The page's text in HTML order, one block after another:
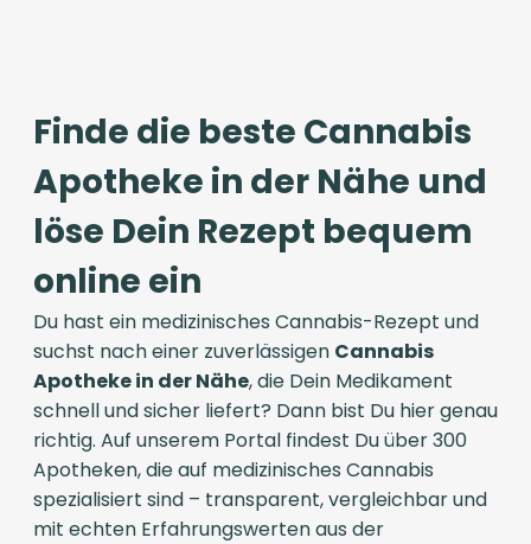
Finde die beste Cannabis
Apotheke in der Nähe und
löse Dein Rezept bequem
online ein
Du hast ein medizinisches Cannabis-Rezept und
suchst nach einer zuverlässigen Cannabis
Apotheke in der Nähe, die Dein Medikament
schnell und sicher liefert? Dann bist Du hier genau
richtig. Auf unserem Portal findest Du über 300
Apotheken, die auf medizinisches Cannabis
spezialisiert sind – transparent, vergleichbar und
mit echten Erfahrungswerten aus der